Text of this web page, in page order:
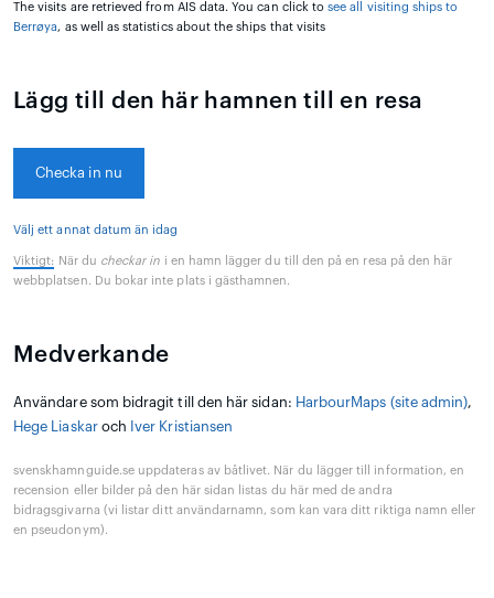
The visits are retrieved from AIS data. You can click tosee all visiting ships to
Berrøya, as well as statistics about the ships that visits
Lägg till den här hamnen till en resa
Checka in nu
Välj ett annat datum än idag
Viktigt: När du checkar in i en hamn lägger du till den på en resa på den här
webbplatsen. Du bokar inte plats i gästhamnen.
Medverkande
Användare som bidragit till den här sidan: HarbourMaps (site admin),
Hege Liaskaroch Iver Kristiansen
svenskhamnguide.se uppdateras av båtlivet. När du lägger till information, en
recension eller bilder på den här sidan listas du här med de andra
bidragsgivarna (vi listar ditt användarnamn, som kan vara ditt riktiga namn eller
en pseudonym).